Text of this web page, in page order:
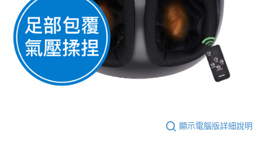
顯示電腦版詳細說明